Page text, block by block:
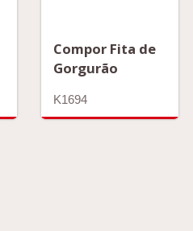
Compor Fita de
Gorgurão
K1694